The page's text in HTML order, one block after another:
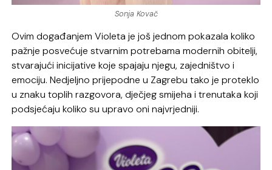
Sonja Kovač
Ovim događanjem Violeta je još jednom pokazala koliko
pažnje posvećuje stvarnim potrebama modernih obitelji,
stvarajući inicijative koje spajaju njegu, zajedništvo i
emociju. Nedjeljno prijepodne u Zagrebu tako je proteklo
u znaku toplih razgovora, dječjeg smijeha i trenutaka koji
podsjećaju koliko su upravo oni najvrjedniji.